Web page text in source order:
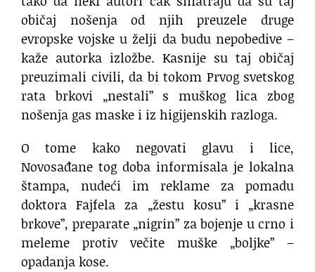
običaj nošenja od njih preuzele druge
evropske vojske u želji da budu nepobedive –
kaže autorka izložbe. Kasnije su taj običaj
preuzimali civili, da bi tokom Prvog svetskog
rata brkovi „nestali” s muškog lica zbog
nošenja gas maske i iz higijenskih razloga.
O tome kako negovati glavu i lice,
Novosađane tog doba informisala je lokalna
štampa, nudeći im reklame za pomadu
doktora Fajfela za „žestu kosu” i „krasne
brkove”, preparate „nigrin” za bojenje u crno i
meleme protiv večite muške „boljke” –
opadanja kose.